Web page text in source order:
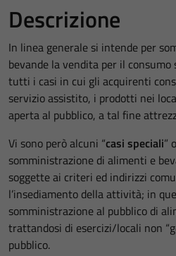
Descrizione
In linea generale si intende per
bevande la vendita per il
tutti i casi in cui gli acquirenti
servizio assistito, i prodotti nei
aperta al pubblico, a tal fine
Vi sono però alcuni “casi speciali”
somministrazione di alimenti e
soggette ai criteri ed indirizzi
l’insediamento della attività; in
somministrazione al pubblico di
trattandosi di esercizi/locali non
pubblico.